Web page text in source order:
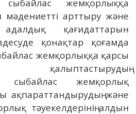
сыбайлас жемқорлыққа
арттыру және
қағидаттарын
қонақтар қоғамда
жемқорлыққа қарсы
қалыптастырудың
сыбайлас жемқорлық
ақпараттандырудың және
тәуекелдерінің алдын